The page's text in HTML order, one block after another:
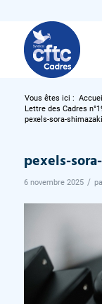
Vous êtes ici : Accueil
Lettre des Cadres
pexels-sora-
pexels-
6 novembre 2025 /